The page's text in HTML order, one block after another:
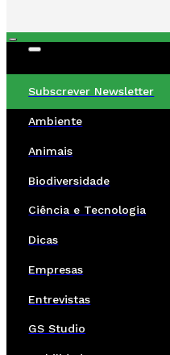
Subscrever Newsletter
Ambiente
Animais
Biodiversidade
Ciência e Tecnologia
Dicas
Empresas
Entrevistas
GS Studio